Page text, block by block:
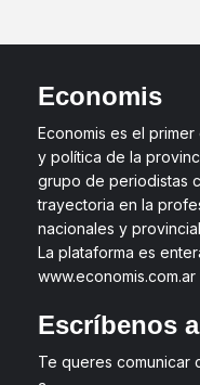
Economis
Economis es el
y política de la
grupo de periodistas
trayectoria en la
nacionales y
La plataforma es
Escríbenos a
Te queres comunicar